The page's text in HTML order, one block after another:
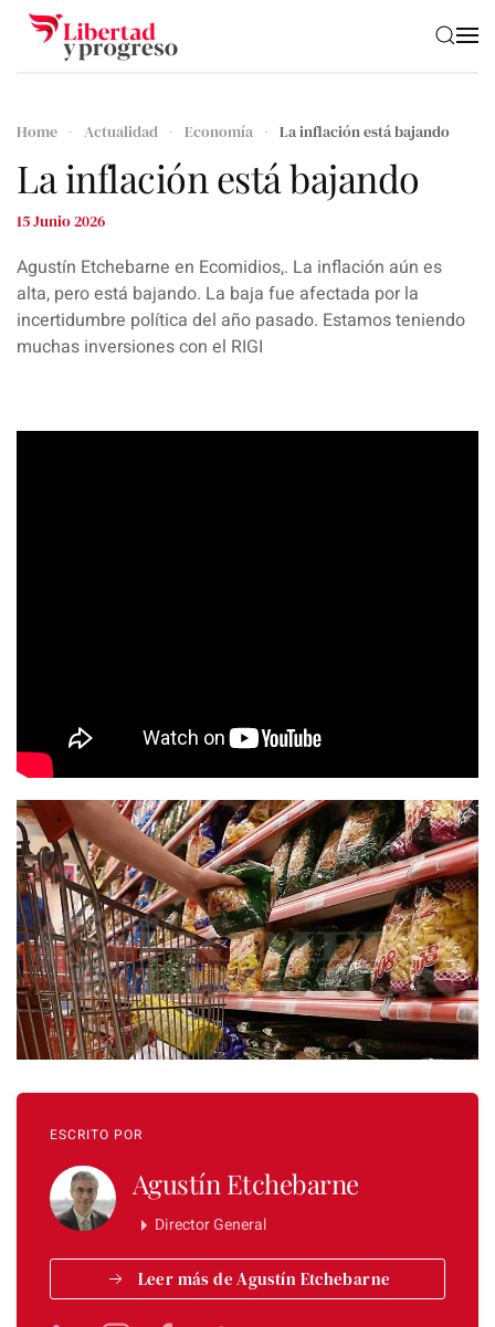
Skip to main content
Home Actualidad Economía La inflación está bajando
La inflación está bajando
15 Junio 2026
Agustín Etchebarne en Ecomidios,. La inflación aún es
alta, pero está bajando. La baja fue afectada por la
incertidumbre política del año pasado. Estamos teniendo
muchas inversiones con el RIGI
ESCRITO POR
Agustín Etchebarne
Director General
Leer más de Agustín Etchebarne